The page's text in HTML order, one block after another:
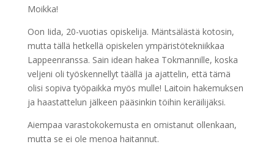
Moikka!
Oon Iida, 20-vuotias opiskelija. Mäntsälästä kotosin,
mutta tällä hetkellä opiskelen ympäristötekniikkaa
Lappeenranssa. Sain idean hakea Tokmannille, koska
veljeni oli työskennellyt täällä ja ajattelin, että tämä
olisi sopiva työpaikka myös mulle! Laitoin hakemuksen
ja haastattelun jälkeen pääsinkin töihin keräilijäksi.
Aiempaa varastokokemusta en omistanut ollenkaan,
mutta se ei ole menoa haitannut.